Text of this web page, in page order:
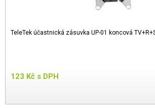
TeleTek účastnická zásuvka UP-01 koncová
123 Kč s DPH